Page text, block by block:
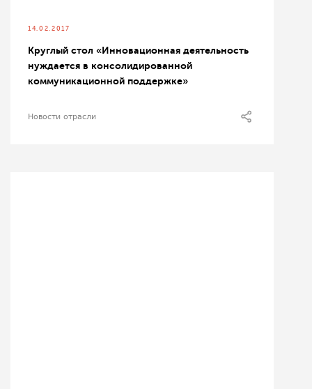
14.02.2017
Круглый стол «Инновационная деятельность
нуждается в консолидированной
коммуникационной поддержке»
Новости отрасли